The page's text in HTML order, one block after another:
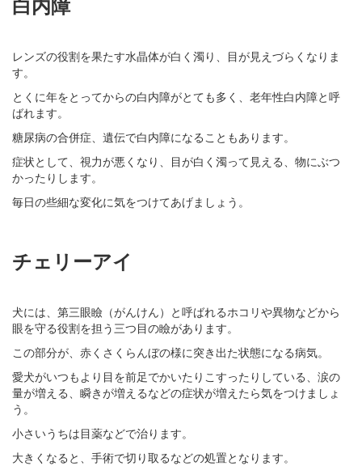
レンズの役割を果たす水晶体が白く濁り、目が見えづらくなりま
す。
とくに年をとってからの白内障がとても多く、老年性白内障と呼
ばれます。
糖尿病の合併症、遺伝で白内障になることもあります。
症状として、視力が悪くなり、目が白く濁って見える、物にぶつ
かったりします。
毎日の些細な変化に気をつけてあげましょう。
チェリーアイ
犬には、第三眼瞼（がんけん）と呼ばれるホコリや異物などから
眼を守る役割を担う三つ目の瞼があります。
この部分が、赤くさくらんぼの様に突き出た状態になる病気。
愛犬がいつもより目を前足でかいたりこすったりしている、涙の
量が増える、瞬きが増えるなどの症状が増えたら気をつけましょ
う。
小さいうちは目薬などで治ります。
大きくなると、手術で切り取るなどの処置となります。